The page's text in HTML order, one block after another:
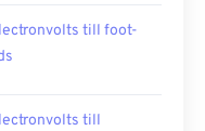
till foot-
till